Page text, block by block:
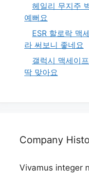
헤일리 무지주
예뻐요
ESR 할로락 맥
라 써보니 좋네요
갤럭시 맥세이
딱 맞아요
Company
Vivamus integer